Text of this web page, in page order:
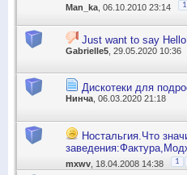
Man_ka , 06.10.2010 23:14 1
Just want to say
Gabrielle5 , 29.05.2020 10:36
Дискотеки для
Нинча , 06.03.2020 21:18
Ностальгия.Что
mxwv , 18.04.2008 14:38 1